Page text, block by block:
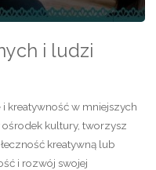
i ludzi
kreatywność w mniejszych
kultury, tworzysz
kreatywną lub
i rozwój swojej